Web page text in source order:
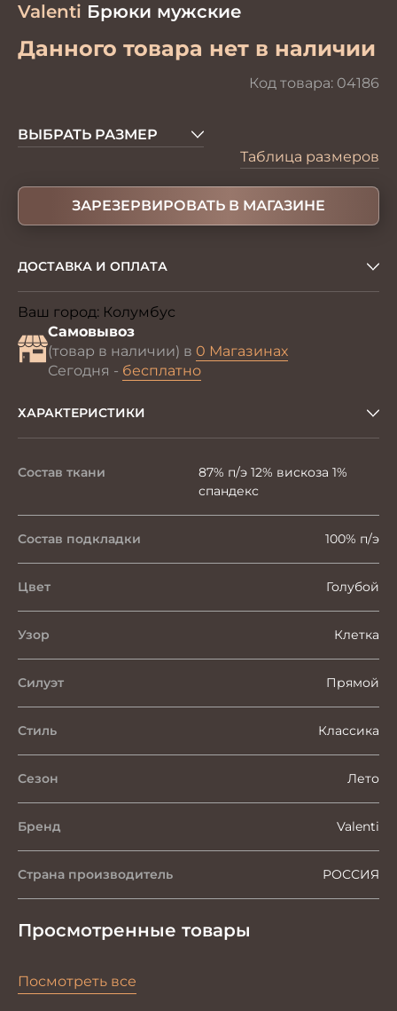
Valenti Брюки мужские
Данного товара нет в наличии
Код товара: 04186
ВЫБРАТЬ РАЗМЕР
Таблица размеров
ЗАРЕЗЕРВИРОВАТЬ В МАГАЗИНЕ
ДОСТАВКА И ОПЛАТА
Ваш город: Колумбус
Самовывоз
(товар в наличии) в 0 Магазинах
Сегодня - бесплатно
ХАРАКТЕРИСТИКИ
Состав ткани
87% п/э 12% вискоза 1%
спандекс
Состав подкладки 100% п/э
Цвет Голубой
Узор Клетка
Силуэт Прямой
Стиль Классика
Сезон Лето
Бренд Valenti
Страна производитель РОССИЯ
Просмотренные товары
Посмотреть все